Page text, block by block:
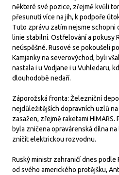
některé své pozice, zřejmě kvůli
přesunuti více na jih, k podpoře
Tuto zprávu zatím nejsme schopni
linie stabilní. Ostřelování a pokusy
neúspěšné. Rusové se pokoušeli
Kamjanky na severovýchod, byli
nastala i u Vodjane i u Vuhledaru,
dlouhodobě nedaří.
Záporožská fronta: Železniční
nejdůležitějších dopravních uzlů
zasažen, zřejmě raketami
byla zničena opravárenská dílna
zničit elektrickou rozvodnu.
Ruský ministr zahraničí dnes
od svého amerického protějšku,